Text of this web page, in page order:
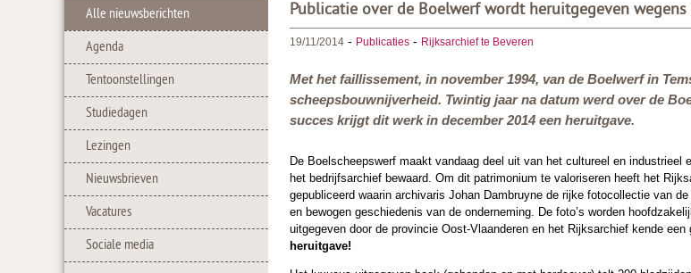
Alle nieuwsberichten
Agenda
Tentoonstellingen
Studiedagen
Lezingen
Nieuwsbrieven
Vacatures
Sociale media
Publicatie over de Boelwerf wordt heruitgegeven wegens
19/11/2014 - Publicaties - Rijksarchief te Beveren
Met het faillissement, in november 1994, van de Boelwerf in
scheepsbouwnijverheid. Twintig jaar na datum werd over de
succes krijgt dit werk in december 2014 een heruitgave.
De Boelscheepswerf maakt vandaag deel uit van het cultureel en
het bedrijfsarchief bewaard. Om dit patrimonium te valoriseren heeft het
gepubliceerd waarin archivaris Johan Dambruyne de rijke fotocollectie van
en bewogen geschiedenis van de onderneming. De foto’s worden
uitgegeven door de provincie Oost-Vlaanderen en het Rijksarchief kende
heruitgave!